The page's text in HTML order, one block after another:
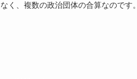
く、複数の政治団体の合算なのです。